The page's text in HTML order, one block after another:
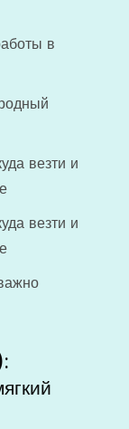
в
везти и
везти и